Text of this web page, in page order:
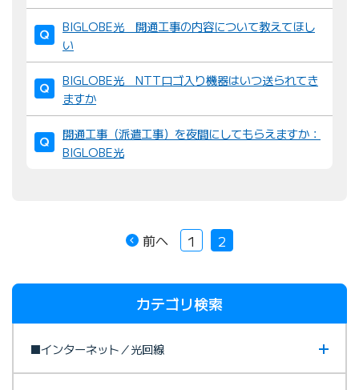
BIGLOBE光 開通工事の内容について教えてほし
い
BIGLOBE光 NTTロゴ入り機器はいつ送られてき
ますか
開通工事（派遣工事）を夜間にしてもらえますか：
BIGLOBE光
前へ 1 2
カテゴリ検索
■インターネット／光回線